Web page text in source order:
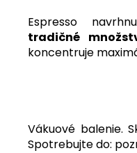
Espresso
tradičné
koncentruje
Vákuové balenie.
Spotrebujte do: